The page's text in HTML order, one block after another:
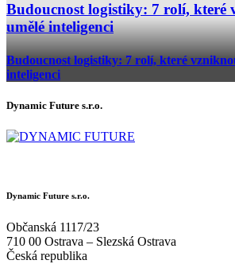
Budoucnost logistiky: 7 rolí, které
umělé inteligenci
Budoucnost logistiky: 7 rolí, které
inteligenci
Dynamic Future s.r.o.
Dynamic Future s.r.o.
Občanská 1117/23
710 00 Ostrava – Slezská Ostrava
Česká republika